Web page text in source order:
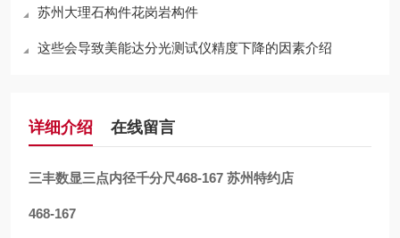
苏州大理石构件花岗岩构件
这些会导致美能达分光测试仪精度下降的因素介绍
详细介绍 在线留言
三丰数显三点内径千分尺468-167 苏州特约店
468-167